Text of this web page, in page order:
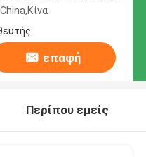
επαφή
Περίπου εμείς